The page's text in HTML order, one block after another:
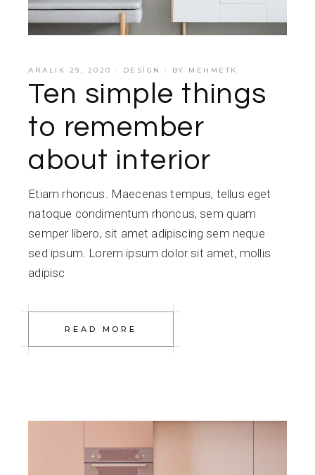
ARALIK 29, 2020 DESIGN BY MEHMETK
Ten simple things
to remember
about interior
Etiam rhoncus. Maecenas tempus, tellus eget
natoque condimentum rhoncus, sem quam
semper libero, sit amet adipiscing sem neque
sed ipsum. Lorem ipsum dolor sit amet, mollis
adipisc
READ MORE